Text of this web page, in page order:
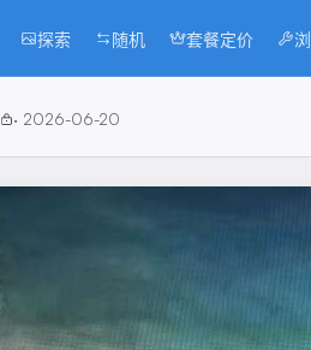
探索 随机 套餐定价
· 2026-06-20